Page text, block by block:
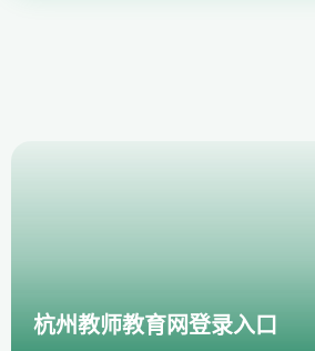
杭州教师教育网登录入口